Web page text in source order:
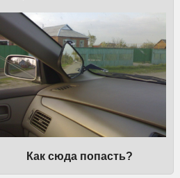
Как сюда попасть?